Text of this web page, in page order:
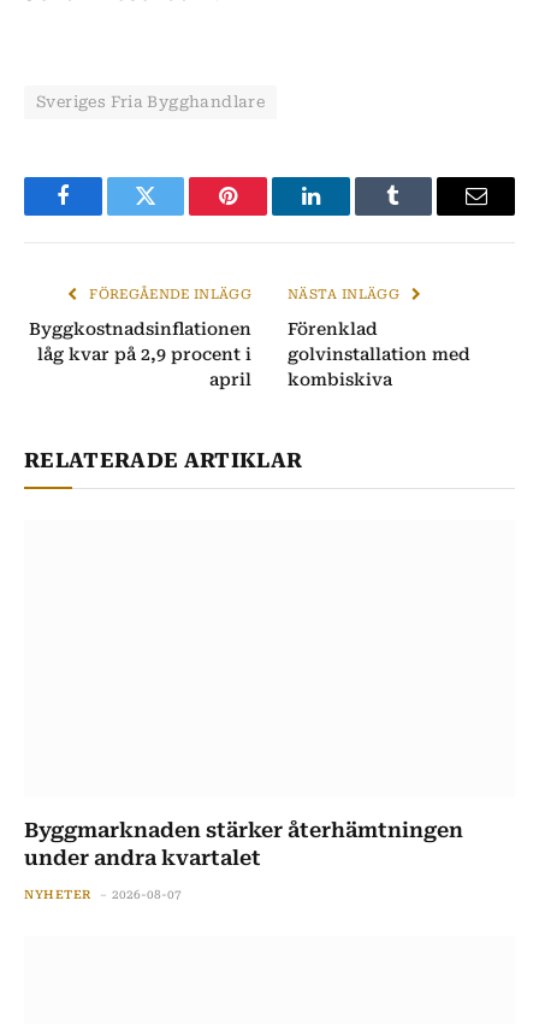
Sveriges Fria Bygghandlare
FacebookTwitter Pinterest LinkedInTumblr
E-
FÖREGÅENDE INLÄGG
Byggkostnadsinflationen
låg kvar på 2,9 procent i
april
NÄSTA INLÄGG
Förenklad
golvinstallation med
kombiskiva
RELATERADE ARTIKLAR
Byggmarknaden stärker återhämtningen
under andra kvartalet
NYHETER 2026-08-07